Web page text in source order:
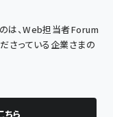
は、Web担当者Forum
さっている企業さまの
ちら